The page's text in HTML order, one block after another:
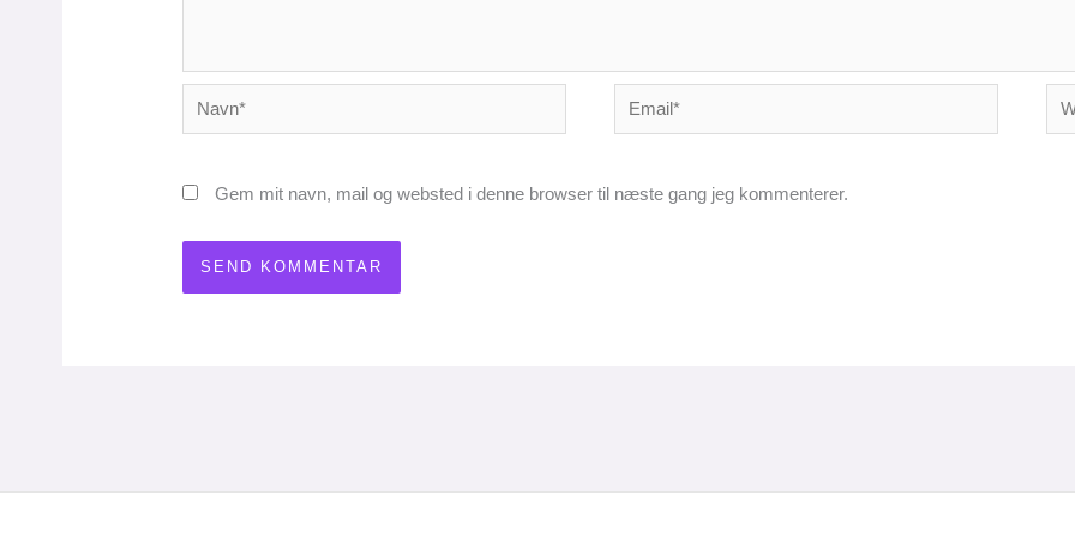
Navn* Email*
Gem mit navn, mail og websted i denne browser til næste gang jeg kommenterer.